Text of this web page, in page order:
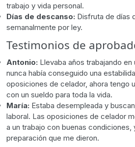
trabajo y vida personal.
Días de descanso: Disfruta de días
semanalmente por ley.
Testimonios de
Antonio: Llevaba años trabajando
nunca había conseguido una
oposiciones de celador, ahora tengo
con un sueldo para toda la vida.
María: Estaba desempleada y
laboral. Las oposiciones de celador
a un trabajo con buenas condiciones,
preparación que me dieron.